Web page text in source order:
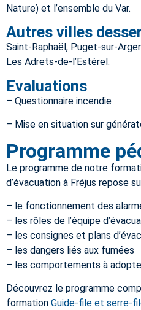
Nature) et l’ensemble du Var.
Autres villes
Saint-Raphaël, Puget-sur-
Les Adrets-de-l’Estérel.
Evaluations
– Questionnaire incendie
– Mise en situation sur
Programme
Le programme de notre
d’évacuation à Fréjus repose
– le fonctionnement des
– les rôles de l’équipe
– les consignes et plans
– les dangers liés aux fumées
– les comportements à
Découvrez le programme
formation Guide-file et serre-